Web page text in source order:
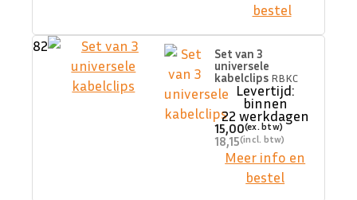
bestel
82
Set van 3
universele
kabelclips RBKC
Levertijd:
binnen
22 werkdagen
15,00
18,15
Meer info en
bestel